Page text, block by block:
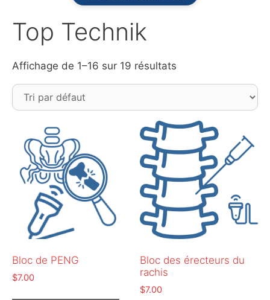
Top Technik
Affichage de 1–16 sur 19 résultats
Bloc de PENG
$7.00
Bloc des érecteurs du
rachis
$7.00